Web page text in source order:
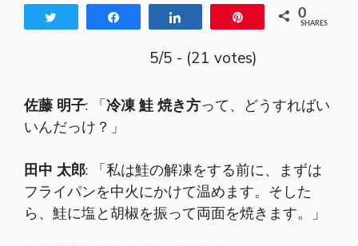
0
SHARES
5/5 - (21 votes)
佐藤 明子: 「冷凍 鮭 焼き方って、どうすればい
いんだっけ？」
田中 太郎: 「私は鮭の解凍をする前に、まずは
フライパンを中火にかけて温めます。そした
ら、鮭に塩と胡椒を振って両面を焼きます。」